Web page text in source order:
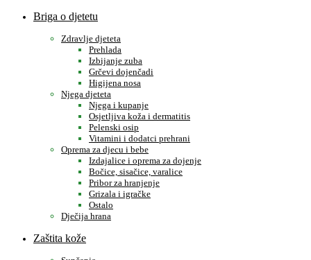
Briga o djetetu
Zdravlje djeteta
Prehlada
Izbijanje zuba
Grčevi dojenčadi
Higijena nosa
Njega djeteta
Njega i kupanje
Osjetljiva koža i dermatitis
Pelenski osip
Vitamini i dodatci prehrani
Oprema za djecu i bebe
Izdajalice i oprema za dojenje
Bočice, sisačice, varalice
Pribor za hranjenje
Grizala i igračke
Ostalo
Dječija hrana
Zaštita kože